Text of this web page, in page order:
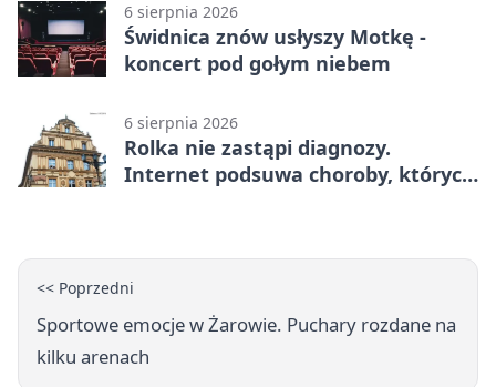
6 sierpnia 2026
Świdnica znów usłyszy Motkę -
koncert pod gołym niebem
6 sierpnia 2026
Rolka nie zastąpi diagnozy.
Internet podsuwa choroby, których
<< Poprzedni
Sportowe emocje w Żarowie. Puchary rozdane na
kilku arenach